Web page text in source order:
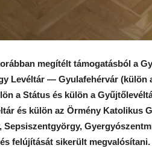
megítélt támogatásból a
Levéltár — Gyulafehérvár (külön
a Státus és külön a
és külön az Örmény Katolikus
Sepsiszentgyörgy,
felújítását sikerült megvalósítani.